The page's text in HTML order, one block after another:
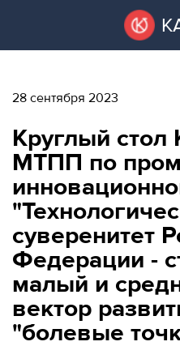
ВАКАНТНЫЕ
ТЕХНОПАРК
АРЕНДА
КОНФЕРЕНЦ-ЗАЛЫ
НОВОСТИ
ПЛОЩАДИ
ТЕХНОПАРК
КОНФЕРЕНЦ-
ЗАЛЫ
НОВОСТИ
О
28 сентября 2023
Круглый стол
МТПП по
суверенитет
Федерации -
малый и
вектор
"болевые